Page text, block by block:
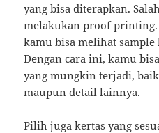
yang bisa diterapkan.
melakukan proof
kamu bisa melihat sample
Dengan cara ini, kamu
yang mungkin terjadi,
maupun detail lainnya.
Pilih juga kertas yang